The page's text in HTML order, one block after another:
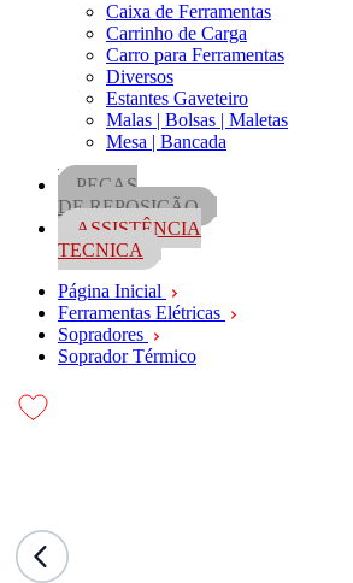
Caixa de Ferramentas
Carrinho de Carga
Carro para Ferramentas
Diversos
Estantes Gaveteiro
Malas | Bolsas | Maletas
Mesa | Bancada
PEÇAS
DE REPOSIÇÃO
ASSISTÊNCIA
TECNICA
Página Inicial
Ferramentas Elétricas
Sopradores
Soprador Térmico